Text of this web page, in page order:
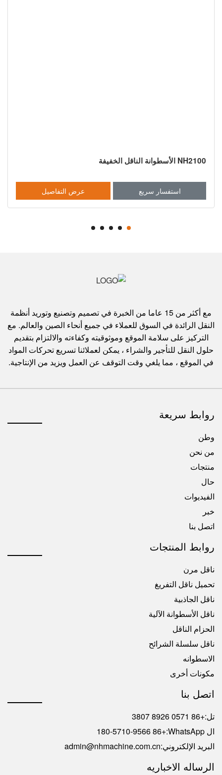
عرض التفاصيل استفسار سريع
مع أكثر من 15 عاما من الخبرة في تصميم وتصنيع وتوريد أنظمة
النقل الرائدة في السوق للعملاء في جميع أنحاء الصين والعالم. مع
التركيز على سلامة الموقع وموثوقيته وكفاءته والالتزام بتقديم
حلول النقل للتأجير والشراء ، يمكن لعملائنا تسريع تحركات المواد
في الموقع ، مما يلغي وقت التوقف عن العمل ويزيد من الإنتاجية.
روابط سريعة
وطن
من نحن
منتجات
حال
الفيديوات
خبر
اتصل بنا
روابط المنتجات
ناقل مرن
تحميل ناقل التفريغ
ناقل الجاذبية
ناقل الأسطوانة الآلية
الحزام الناقل
ناقل سلسلة الشرائح
الاسطوانه
مكونات أخرى
اتصل بنا
تل:+86 0571 8926 3807
ال WhatsApp:
+86 180-5710-9566
البريد الإلكتروني:admin@nhmachine.com.cn
الرساله الاخباريه